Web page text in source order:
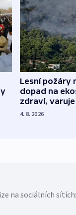
Lesní požáry
dopad na
zdraví,
4. 8. 2026
na sociálních sítích: